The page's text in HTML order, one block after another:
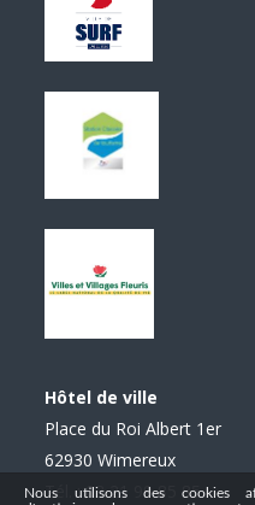
Hôtel de ville
Place du Roi Albert 1er
62930 Wimereux
Tél. : 03 21 99 85 85
Nous utilisons des cookies